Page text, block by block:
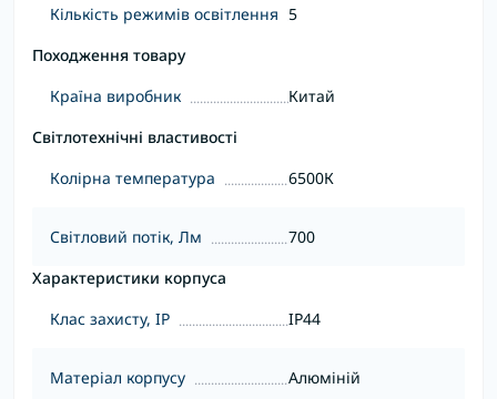
Кількість режимів освітлення 5
Походження товару
Країна виробник
Китай
Світлотехнічні властивості
Колірна температура
6500К
Світловий потік, Лм
700
Характеристики корпуса
Клас захисту, IP
IP44
Матеріал корпусу
Алюміній